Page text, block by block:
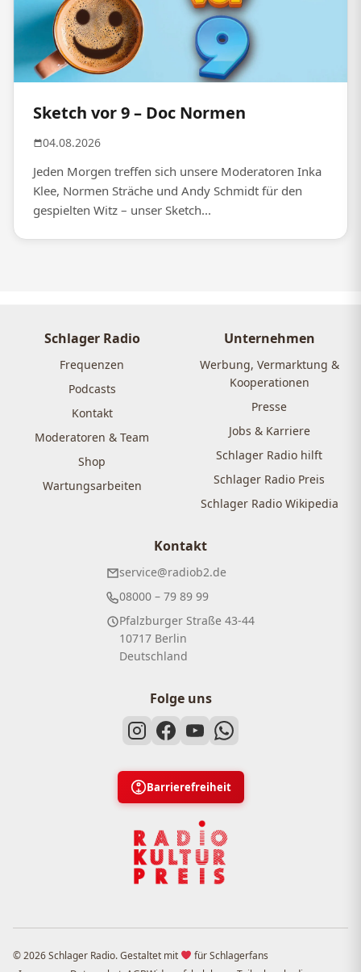
Sketch vor 9 – Doc Normen
04.08.2026
Jeden Morgen treffen sich unsere Moderatoren Inka
Klee, Normen Sträche und Andy Schmidt für den
gespielten Witz – unser Sketch...
Schlager Radio
Frequenzen
Podcasts
Kontakt
Moderatoren & Team
Shop
Wartungsarbeiten
Unternehmen
Werbung, Vermarktung &
Kooperationen
Presse
Jobs & Karriere
Schlager Radio hilft
Schlager Radio Preis
Schlager Radio Wikipedia
Kontakt
service@radiob2.de
08000 – 79 89 99
Pfalzburger Straße 43-44
10717 Berlin
Deutschland
Folge uns
Barrierefreiheit
© 2026 Schlager Radio. Gestaltet mit
für Schlagerfans